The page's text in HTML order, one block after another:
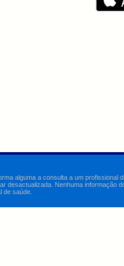
alguma a consulta a um
desactualizada. Nenhuma
de saúde.